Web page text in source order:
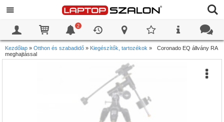
2
Kezdőlap » Otthon és szabadidő » Kiegészítők, tartozékok »
Coronado EQ állvány RA
meghajtással
0
0